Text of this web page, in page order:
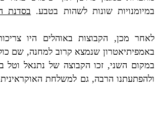
במיומנויות שונות לשהות בטבע. בסדנת
לאחר מכן, הקבוצות באוהלים היו
באמפיתיאטרון שנמצא קרוב למחנה, שם
במקום השני, זכו הקבוצה של נתנאל וטל
ולהפתעתנו הרבה,גם למשלחת האוקראינית